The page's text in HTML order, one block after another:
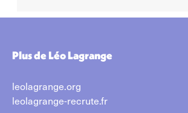
Plus de Léo Lagrange
leolagrange.org
leolagrange-recrute.fr